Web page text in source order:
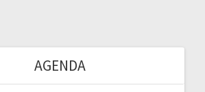
AGENDA